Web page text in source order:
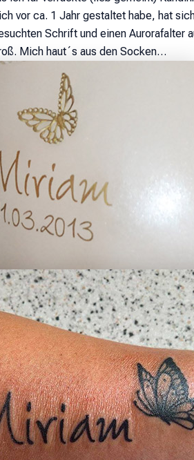
vor ca. 1 Jahr gestaltet habe, hat
Schrift und einen Aurorafalter
Mich haut´s aus den Socken…